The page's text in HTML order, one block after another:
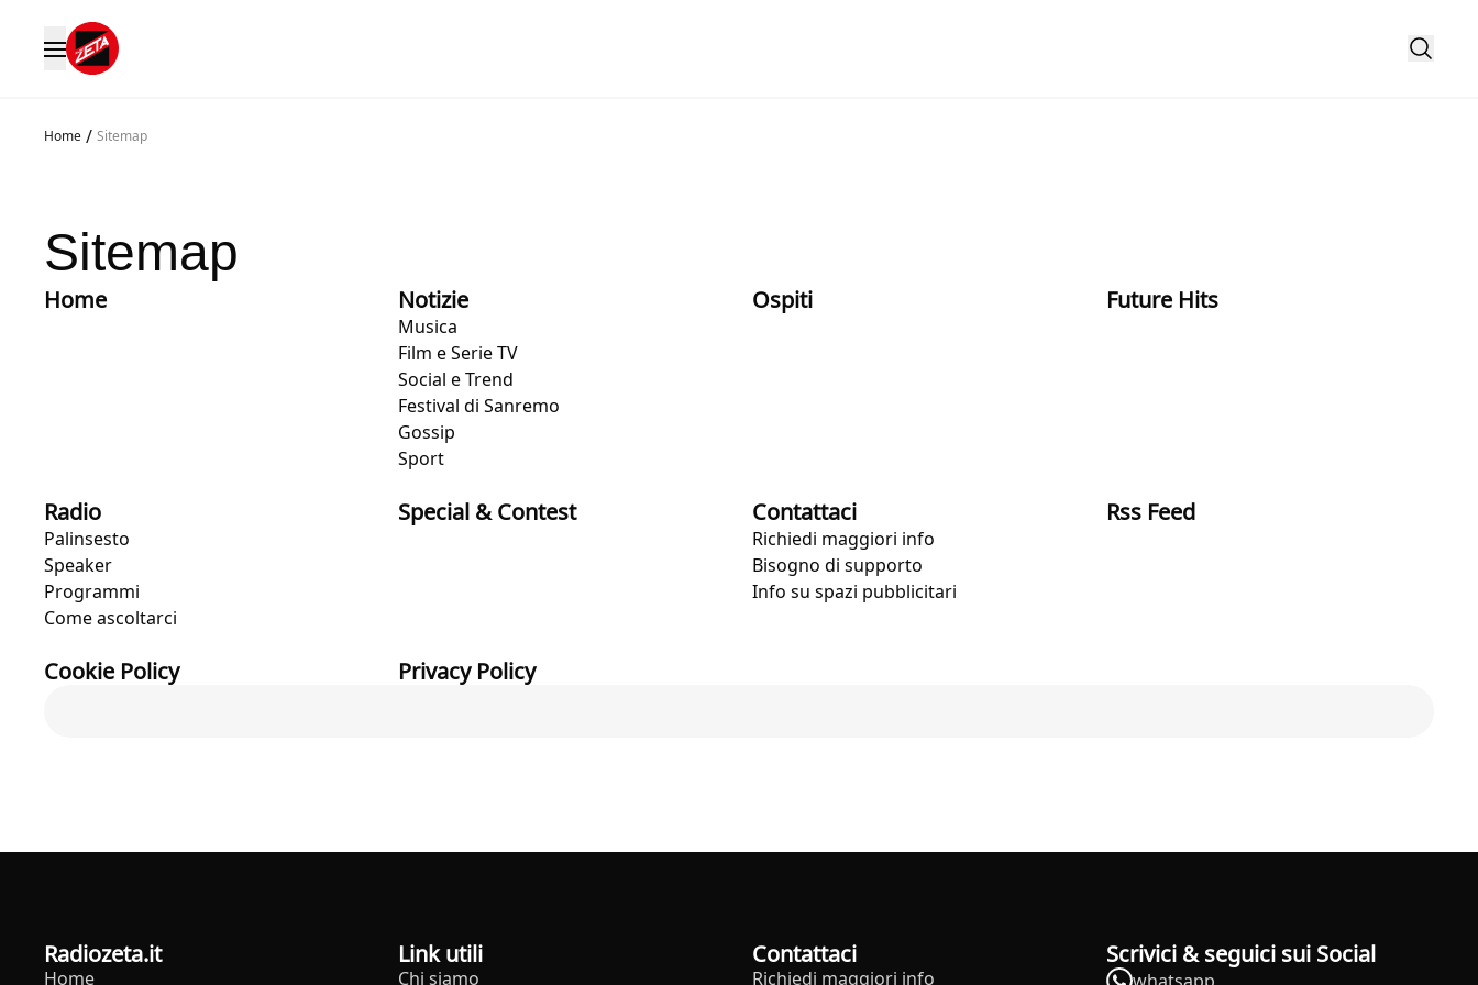
Home / Sitemap
Sitemap
Home Notizie
Musica
Film e Serie TV
Social e Trend
Festival di Sanremo
Gossip
Sport
Ospiti Future Hits
Radio
Palinsesto
Speaker
Programmi
Come ascoltarci
Special & Contest Contattaci
Richiedi maggiori info
Bisogno di supporto
Info su spazi pubblicitari
Rss Feed
Cookie Policy Privacy Policy
radiozeta.it
Home
Link utili
Chi siamo
Contattaci
Richiedi maggiori info
Scrivici & seguici sui Social
whatsapp